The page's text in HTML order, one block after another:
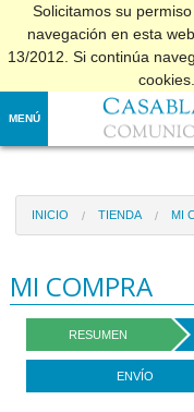
Solicitamos su
navegación en esta
13/2012. Si continúa
cookies.
MENÚ
INICIO TIENDA MI
MI COMPRA
RESUMEN
ENVÍO